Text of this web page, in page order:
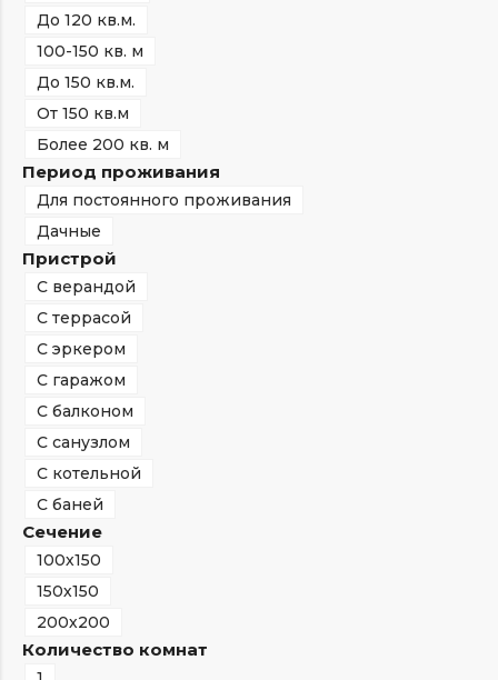
До 120 кв.м.
100-150 кв. м
До 150 кв.м.
От 150 кв.м
Более 200 кв. м
Период проживания
Для постоянного проживания
Дачные
Пристрой
С верандой
С террасой
С эркером
С гаражом
С балконом
С санузлом
С котельной
С баней
Сечение
100х150
150х150
200х200
Количество комнат